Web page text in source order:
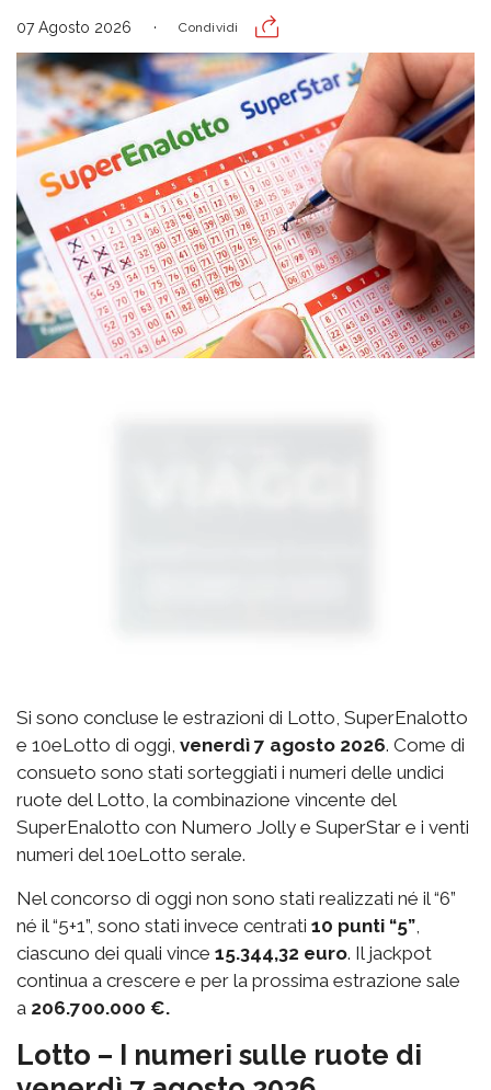
07 Agosto 2026 Condividi
Si sono concluse le estrazioni di Lotto, SuperEnalotto
e 10eLotto di oggi, venerdì 7 agosto 2026. Come di
consueto sono stati sorteggiati i numeri delle undici
ruote del Lotto, la combinazione vincente del
SuperEnalotto con Numero Jolly e SuperStar e i venti
numeri del 10eLotto serale.
Nel concorso di oggi non sono stati realizzati né il “6”
né il “5+1”, sono stati invece centrati 10 punti “5”
ciascuno dei quali vince 15.344,32 euro. Il jackpot
continua a crescere e per la prossima estrazione sale
a 206.700.000 €.
Lotto – I numeri sulle ruote di